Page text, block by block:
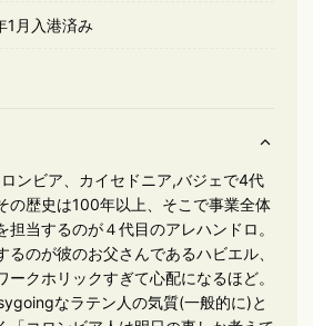
1月入港済み
ンビア、カイセドニア,バジェで4代
の歴史は100年以上、そこで事業全体
担当するのが４代目のアレハンドロ。
るのが彼のお父さんであるハビエル、
ークホリックすぎて心配になるほど。
なラテン人の気質(一般的に)と